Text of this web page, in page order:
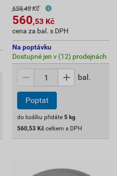
659,45 Kč
560,53 Kč
cena za bal. s DPH
Na poptávku
Dostupné jen v (12) prodejnách
bal.
Poptat
do košíku přidáte 5 kg
560,53 Kč celkem s DPH